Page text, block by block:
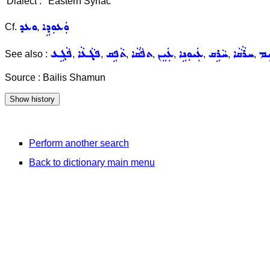
Cf. ܘܥܕ, ܘܲܥܘܼܕܹܐ
See also : ܦܵܓܹܥ, ܦܓ݂ܵܥܵܐ, ܬܵܦܹܩ, ܬܦܵܩܵܐ, ܥܲܝܸܢ, ܥܲܝܘܼܢܹܐ, ܚܵܪܹܩ, ܚܪܵܩܵܐ,
Source : Bailis Shamun
Perform another search
Back to dictionary main menu